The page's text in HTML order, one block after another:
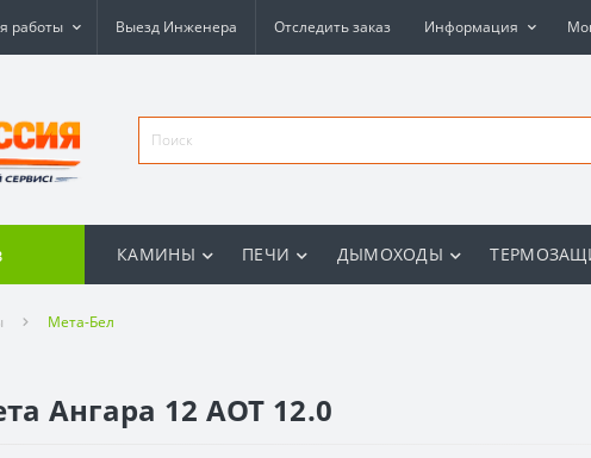
работы Выезд Инженера Отследить заказ Информация
КАМИНЫ ПЕЧИ ДЫМОХОДЫ
Мета-Бел
Ангара 12 АОТ 12.0